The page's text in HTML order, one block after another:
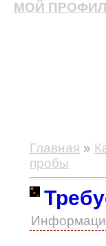
МОЙ
Главная »
пробы